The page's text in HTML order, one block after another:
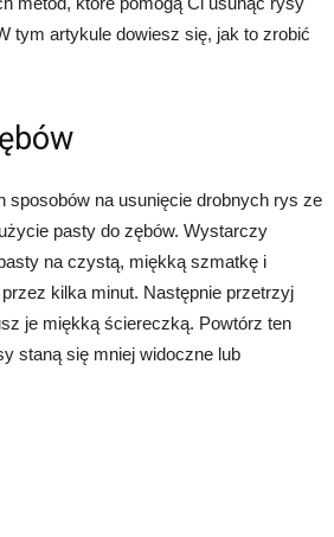
tym artykule dowiesz się, jak to zrobić
sposobów na usunięcie drobnych rys ze
pasty do zębów. Wystarczy
na czystą, miękką szmatkę i
kilka minut. Następnie przetrzyj
je miękką ściereczką. Powtórz ten
staną się mniej widoczne lub